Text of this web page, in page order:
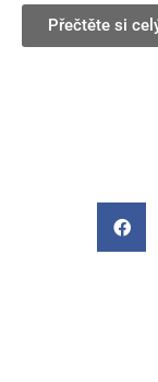
Přečtěte si